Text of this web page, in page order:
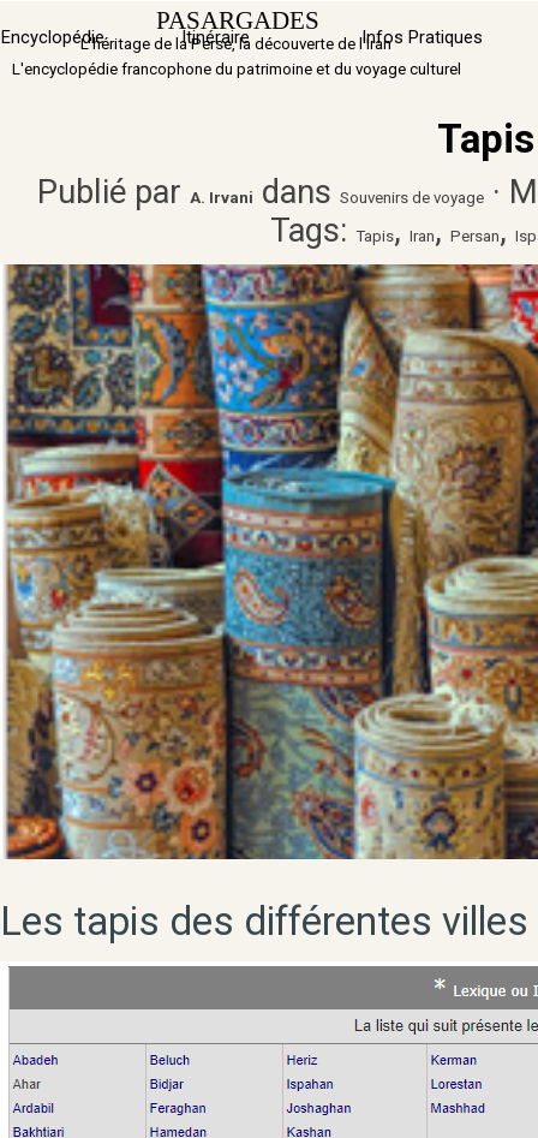
PASARGADES Sauter
Encyclopédie Itinéraire ▼
Infos Pratiques
L'héritage de la Perse, la découverte de l'Iran
L'encyclopédie francophone du patrimoine et du voyage culturel
Publié par A. Irvani dans Souvenirs de voyage·
Tags: Tapis, Iran , Persan ,
Les tapis des différentes villes